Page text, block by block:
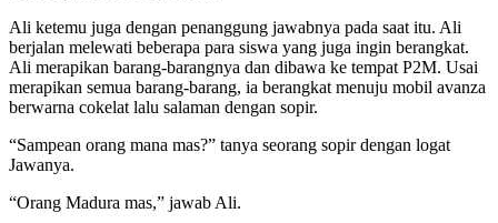
Ali ketemu juga dengan penanggung jawabnya pada saat itu. Ali
berjalan melewati beberapa para siswa yang juga ingin berangkat.
Ali merapikan barang-barangnya dan dibawa ke tempat P2M. Usai
merapikan semua barang-barang, ia berangkat menuju mobil avanza
berwarna cokelat lalu salaman dengan sopir.
“Sampean orang mana mas?” tanya seorang sopir dengan logat
Jawanya.
“Orang Madura mas,” jawab Ali.